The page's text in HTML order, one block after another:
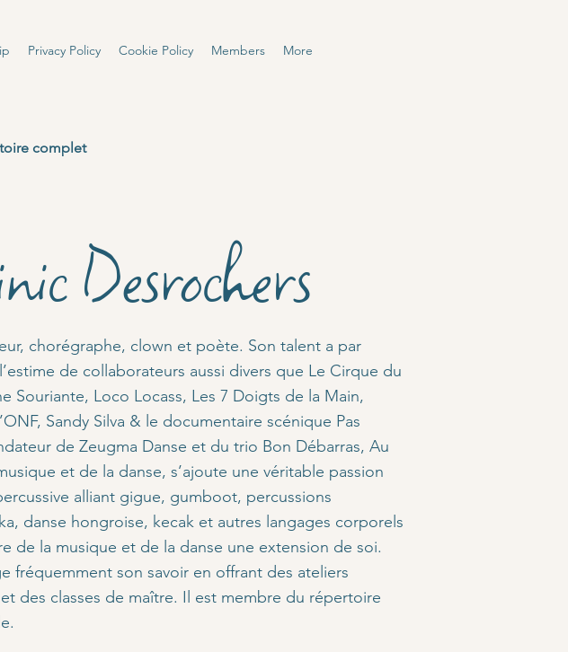
Privacy Policy Cookie Policy Members More
complet
Desrochers
chorégraphe, clown et poète. Son talent a par
de collaborateurs aussi divers que Le Cirque du
Souriante, Loco Locass, Les 7 Doigts de la Main,
Sandy Silva & le documentaire scénique Pas
de Zeugma Danse et du trio Bon Débarras, Au
et de la danse, s’ajoute une véritable passion
alliant gigue, gumboot, percussions
danse hongroise, kecak et autres langages corporels
de la musique et de la danse une extension de soi.
fréquemment son savoir en offrant des ateliers
des classes de maître. Il est membre du répertoire